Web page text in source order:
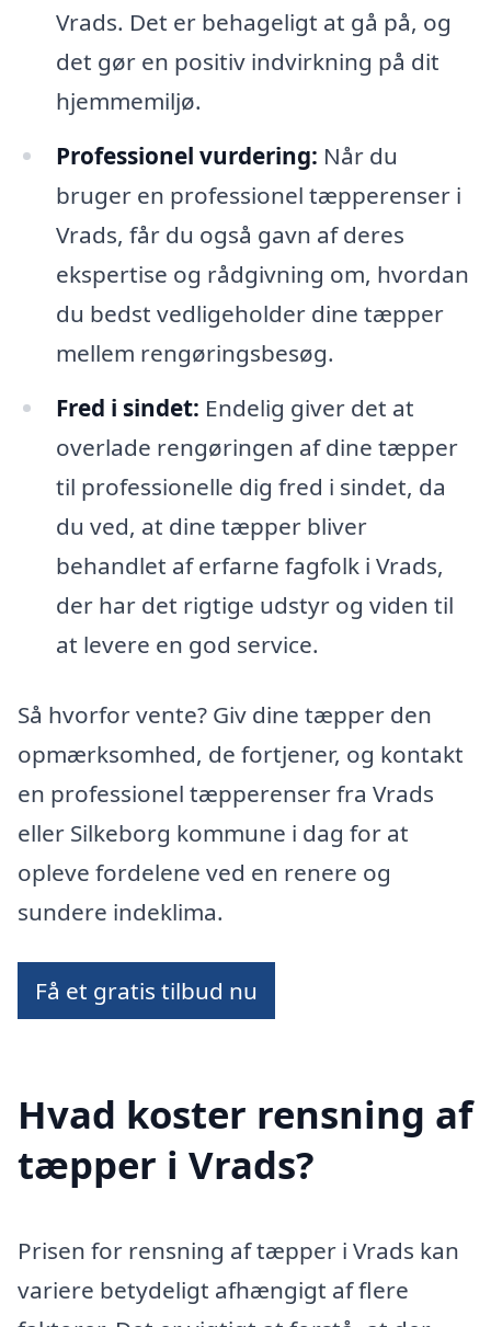
Vrads. Det er behageligt at gå på, og
det gør en positiv indvirkning på dit
hjemmemiljø.
Professionel vurdering: Når du
bruger en professionel tæpperenser i
Vrads, får du også gavn af deres
ekspertise og rådgivning om, hvordan
du bedst vedligeholder dine tæpper
mellem rengøringsbesøg.
Fred i sindet: Endelig giver det at
overlade rengøringen af dine tæpper
til professionelle dig fred i sindet, da
du ved, at dine tæpper bliver
behandlet af erfarne fagfolk i Vrads,
der har det rigtige udstyr og viden til
at levere en god service.
Så hvorfor vente? Giv dine tæpper den
opmærksomhed, de fortjener, og kontakt
en professionel tæpperenser fra Vrads
eller Silkeborg kommune i dag for at
opleve fordelene ved en renere og
sundere indeklima.
Få et gratis tilbud nu
Hvad koster rensning af
tæpper i Vrads?
Prisen for rensning af tæpper i Vrads kan
variere betydeligt afhængigt af flere